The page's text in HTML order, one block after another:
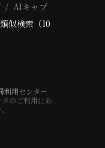
AIキャプ
似検索（10
利用センター
のご利用にあ